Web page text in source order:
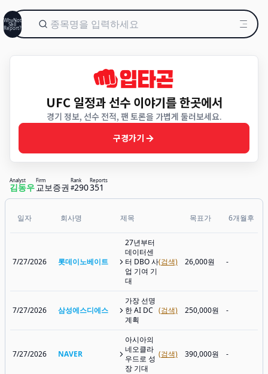
WhyNot
Sell
Report?
UFC 일정과 선수 이야기를 한곳에서
경기 정보, 선수 전적, 팬 토론을 가볍게 둘러보세요.
구경가기
Analyst
김동우
Firm
교보증권
Rank
#290
Reports
351
일자 회사명 제목 목표가 6개월후
7/27/2026 롯데이노베이트
27년부터
데이터센
터 DBO 사
업 기여 기
대
(검색) 26,000원 -
7/27/2026 삼성에스디에스
가장 선명
한 AI DC
계획
(검색) 250,000원 -
7/27/2026 NAVER
아시아의
네오클라
우드로 성
장 기대
(검색) 390,000원 -